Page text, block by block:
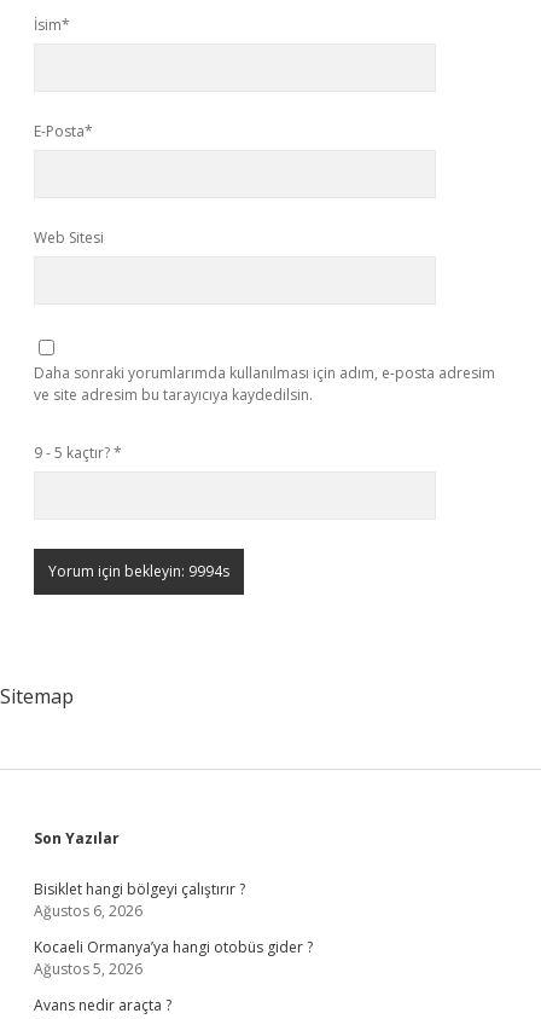
İsim*
E-Posta*
Web Sitesi
Daha sonraki yorumlarımda kullanılması için adım, e-posta adresim
ve site adresim bu tarayıcıya kaydedilsin.
9 - 5 kaçtır?*
Sitemap
Sidebar
Son Yazılar
Bisiklet hangi bölgeyi çalıştırır ?
Ağustos 6, 2026
Kocaeli Ormanya’ya hangi otobüs gider ?
Ağustos 5, 2026
Avans nedir araçta ?